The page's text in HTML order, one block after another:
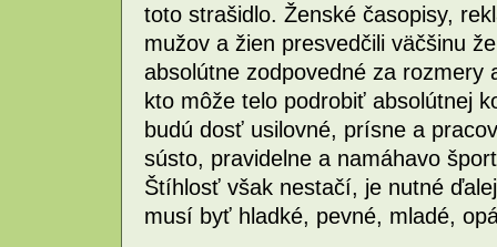
toto strašidlo. Ženské časopisy,
mužov a žien presvedčili väčšinu
absolútne zodpovedné za rozmery
kto môže telo podrobiť absolútnej
budú dosť usilovné, prísne a
sústo, pravidelne a namáhavo
Štíhlosť však nestačí, je nutné
musí byť hladké, pevné, mladé,